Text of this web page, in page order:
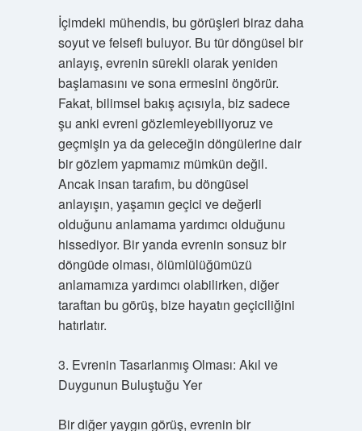
İçimdeki mühendis, bu görüşleri biraz daha
soyut ve felsefi buluyor. Bu tür döngüsel bir
anlayış, evrenin sürekli olarak yeniden
başlamasını ve sona ermesini öngörür.
Fakat, bilimsel bakış açısıyla, biz sadece
şu anki evreni gözlemleyebiliyoruz ve
geçmişin ya da geleceğin döngülerine dair
bir gözlem yapmamız mümkün değil.
Ancak insan tarafım, bu döngüsel
anlayışın, yaşamın geçici ve değerli
olduğunu anlamama yardımcı olduğunu
hissediyor. Bir yanda evrenin sonsuz bir
döngüde olması, ölümlülüğümüzü
anlamamıza yardımcı olabilirken, diğer
taraftan bu görüş, bize hayatın geçiciliğini
hatırlatır.
3. Evrenin Tasarlanmış Olması: Akıl ve
Duygunun Buluştuğu Yer
Bir diğer yaygın görüş, evrenin bir